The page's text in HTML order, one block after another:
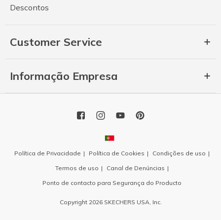
Descontos
Customer Service
Informação Empresa
Política de Privacidade Política de Cookies
Condições de uso
Termos de uso
Canal de Denúncias
Ponto de contacto para Segurança do Producto
Copyright 2026 SKECHERS USA, Inc.